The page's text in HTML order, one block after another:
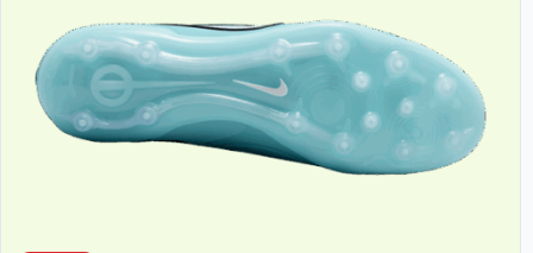
Produktseite
gewählt